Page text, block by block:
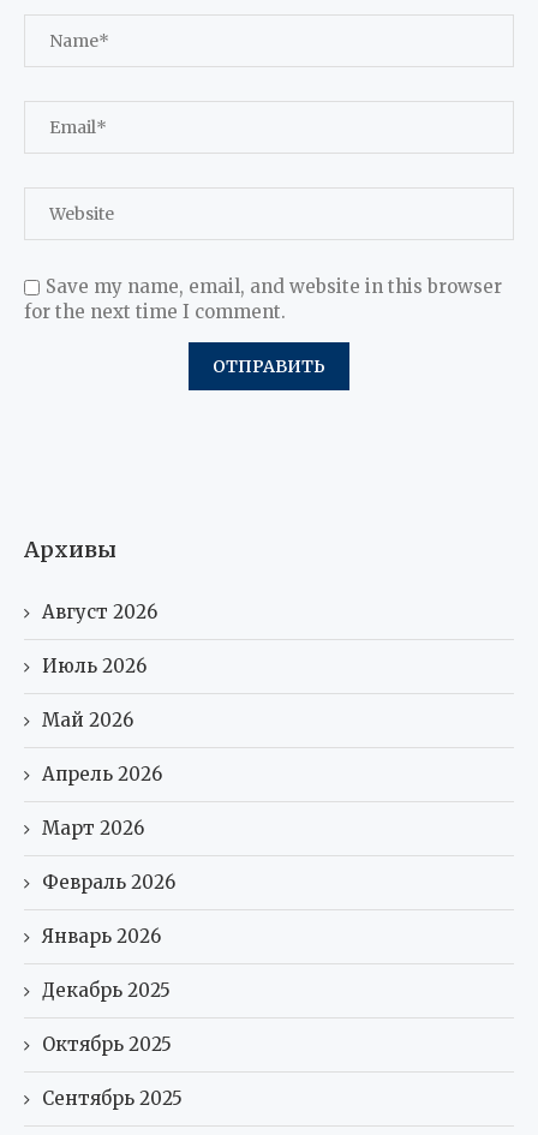
Save my name, email, and website in this browser
for the next time I comment.
Архивы
Август 2026
Июль 2026
Май 2026
Апрель 2026
Март 2026
Февраль 2026
Январь 2026
Декабрь 2025
Октябрь 2025
Сентябрь 2025